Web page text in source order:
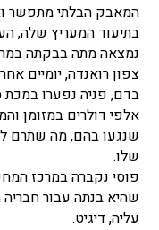
המאבק הבלתי מתפשר
בתיעוד המעריץ שלה,
נמצאה מתה בבקתה
בדם, פניה נפערו
אלפי דולרים במזומן
שנגעו בהם, מה שתרם
שלו.
שהיא בנתה עבור חבריה
עליה, דיגיט.